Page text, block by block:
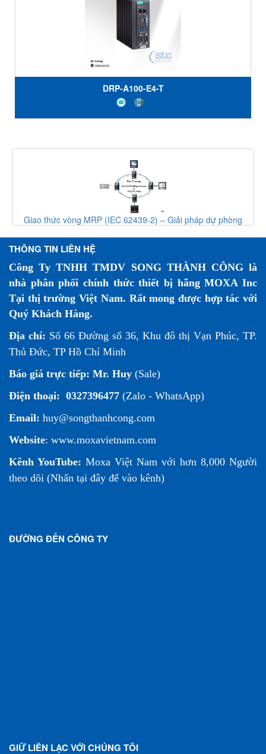
DRP-A100-E4-T
Giao thức vòng MRP (IEC 62439-2) – Giải pháp dự phòng
THÔNG TIN LIÊN HỆ
Công Ty TNHH TMDV SONG THÀNH CÔNG là
nhà phân phối chính thức thiết bị hãng MOXA Inc
Tại thị trường Việt Nam. Rất mong được hợp tác với
Quý Khách Hàng.
Địa chỉ: Số 66 Đường số 36, Khu đô thị Vạn Phúc, TP.
Thủ Đức, TP Hồ Chí Minh
Báo giá trực tiếp: Mr. Huy (Sale)
Điện thoại: 0327396477 (Zalo - WhatsApp)
Email: huy@songthanhcong.com
Website: www.moxavietnam.com
Kênh YouTube: Moxa Việt Nam với hơn 8,000 Người
theo dõi (Nhấn tại đây để vào kênh)
ĐƯỜNG ĐẾN CÔNG TY
GIỮ LIÊN LẠC VỚI CHÚNG TÔI